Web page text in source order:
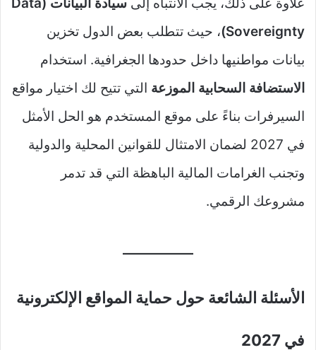
علاوة على ذلك، يجب الانتباه إلى
سيادة البيانات (Data
Sovereignty) ، حيث تتطلب بعض الدول تخزين
بيانات مواطنيها داخل حدودها الجغرافية. استخدام
الاستضافة السحابية الموزعة التي تتيح لك اختيار مواقع
السيرفرات بناءً على موقع المستخدم هو الحل الأمثل
في 2027 لضمان الامتثال للقوانين المحلية والدولية
وتجنب الغرامات المالية الباهظة التي قد تدمر
مشروعك الرقمي.
الأسئلة الشائعة حول حماية المواقع الإلكترونية
في 2027